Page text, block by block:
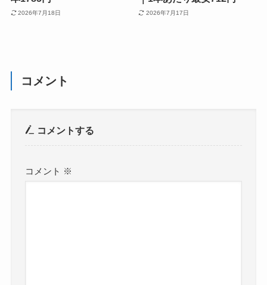
2026年7月18日 2026年7月17日
コメント
コメントする
コメント ※